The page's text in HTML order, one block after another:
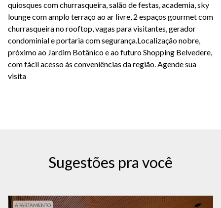
quiosques com churrasqueira, salão de festas, academia, sky
lounge com amplo terraço ao ar livre, 2 espaços gourmet com
churrasqueira no rooftop, vagas para visitantes, gerador
condominial e portaria com segurança.Localização nobre,
próximo ao Jardim Botânico e ao futuro Shopping Belvedere,
com fácil acesso às conveniências da região. Agende sua
visita
Sugestões pra você
APARTAMENTO